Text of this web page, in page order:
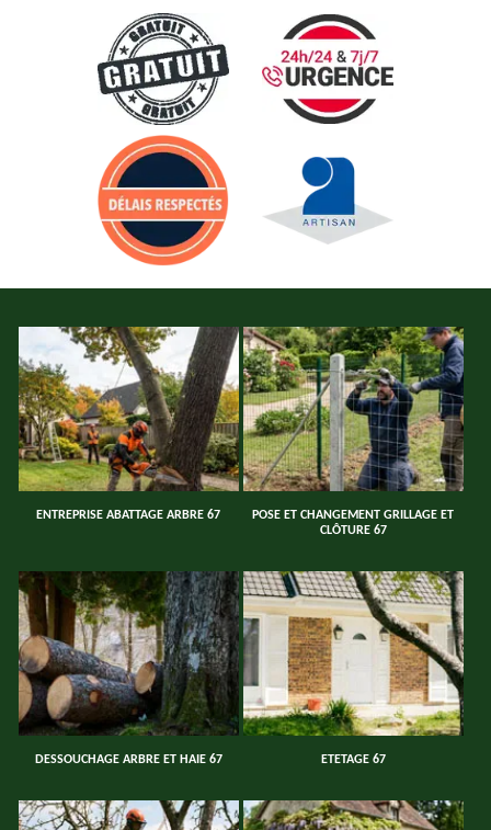
ENTREPRISE ABATTAGE ARBRE 67
POSE ET CHANGEMENT GRILLAGE ET
CLÔTURE 67
DESSOUCHAGE ARBRE ET HAIE 67 ETETAGE 67